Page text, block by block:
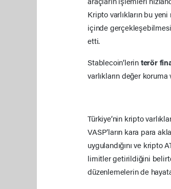
Kripto varlıkların bu
içinde gerçekleşebilmesi
etti.
Stablecoin’lerinterör
varlıkların değer
Türkiye’nin kripto
VASP’ların kara para
uygulandığını ve kripto
limitler getirildiğini
düzenlemelerin de